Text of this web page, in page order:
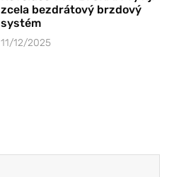
zcela bezdrátový brzdový
systém
11/12/2025